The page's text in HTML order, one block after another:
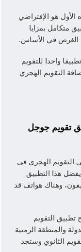
الأول هو الإفتراضي
متكامل بمزايا
الغرض في الأساس.
واحدا للتقويم
التقويم الهجري
تقويم جوجل
إلى التقويم الهجري في
يفضل هذا التطبيق
وهناك هواتف قد
تطبيق التقويم
والمنطقة الزمنية
الثانوي وستجد